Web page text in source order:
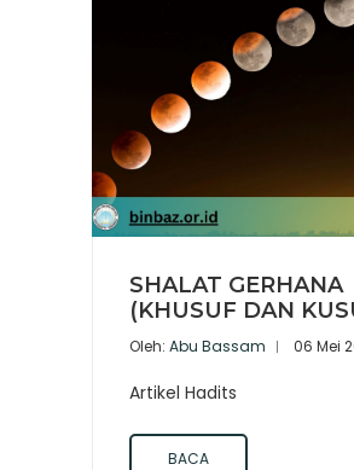
SHALAT GERHANA
(KHUSUF DAN
Oleh: Abu Bassam 06 Mei
Artikel Hadits
BACA